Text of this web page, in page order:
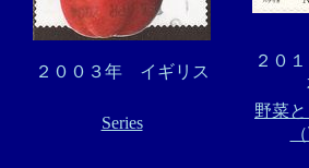
２００３年 イギリス
２０
Series
野菜